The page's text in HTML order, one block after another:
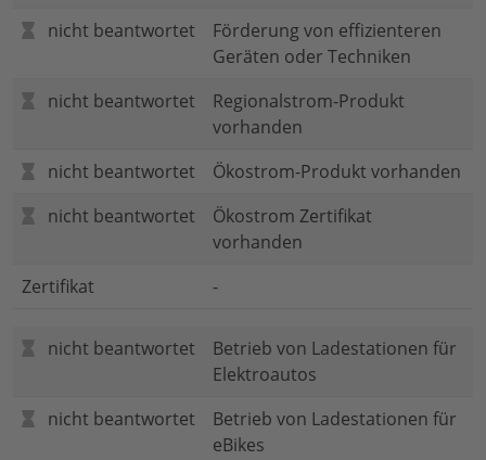
nicht beantwortet
Förderung von effizienteren
Geräten oder Techniken
nicht beantwortet
Regionalstrom-Produkt
vorhanden
nicht beantwortet
Ökostrom-Produkt vorhanden
nicht beantwortet
Ökostrom Zertifikat
vorhanden
Zertifikat
-
nicht beantwortet
Betrieb von Ladestationen für
Elektroautos
nicht beantwortet
Betrieb von Ladestationen für
eBikes